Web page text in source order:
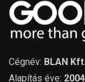
Cégnév: BLAN Kft.
Alapítás éve: 2004